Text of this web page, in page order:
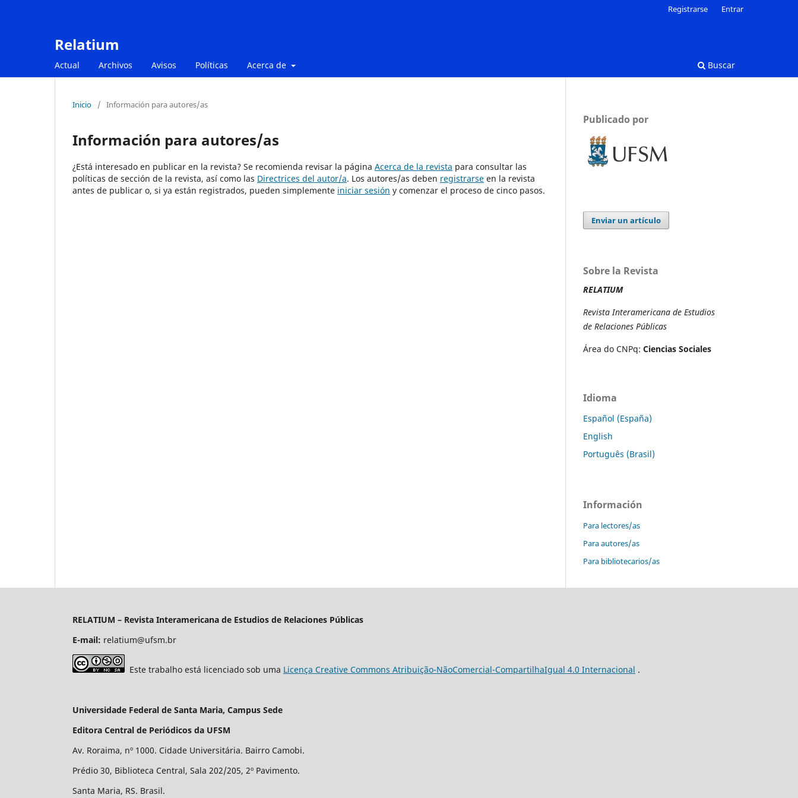
Relatium
Actual Archivos Avisos Políticas Acerca de Buscar
Registrarse Entrar
Inicio / Información para autores/as
Información para autores/as
¿Está interesado en publicar en la revista? Se recomienda revisar la página Acerca de la revista para consultar las
políticas de sección de la revista, así como las Directrices del autor/a. Los autores/as deben registrarse en la revista
antes de publicar o, si ya están registrados, pueden simplemente iniciar sesión y comenzar el proceso de cinco pasos.
Publicado por
Enviar un artículo
Sobre la Revista
RELATIUM
Revista Interamericana de Estudios
de Relaciones Públicas
Área do CNPq: Ciencias Sociales
Idioma
Español (España)
English
Português (Brasil)
Información
Para lectores/as
Para autores/as
Para bibliotecarios/as
RELATIUM – Revista Interamericana de Estudios de Relaciones Públicas
E-mail: relatium@ufsm.br
Este trabalho está licenciado sob uma Licença Creative Commons Atribuição-NãoComercial-CompartilhaIgual 4.0 Internacional .
Universidade Federal de Santa Maria, Campus Sede
Editora Central de Periódicos da UFSM
Av. Roraima, nº 1000. Cidade Universitária. Bairro Camobi.
Prédio 30, Biblioteca Central, Sala 202/205, 2º Pavimento.
Santa Maria, RS. Brasil.